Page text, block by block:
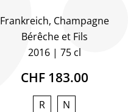
Frankreich, Champagne
Bérêche et Fils
2016
75 cl
CHF 183.00
R N